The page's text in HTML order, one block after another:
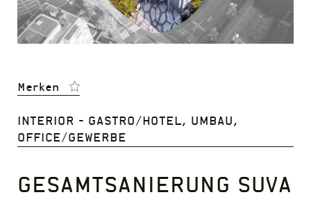
Interior - Gastro/Hotel, Umbau,
Office/Gewerbe
Merken
Gesamtsanierung Suva